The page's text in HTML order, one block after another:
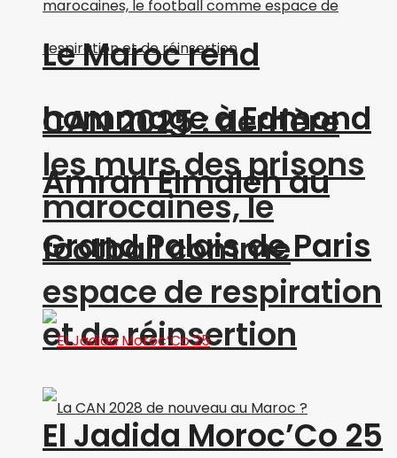
CAN 2025 : derrière
les murs des prisons
marocaines, le
football comme
espace de respiration
et de réinsertion
Le Maroc rend
hommage à Edmond
Amran Elmaleh au
Grand Palais de Paris
El Jadida Moroc’Co 25